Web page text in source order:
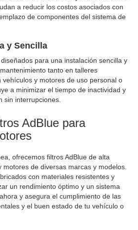
a reducir los costos asociados con
de componentes del sistema de
y Sencilla
para una instalación sencilla y
tanto en talleres
vehículos y motores de uso personal o
a minimizar el tiempo de inactividad y
sin interrupciones.
AdBlue para
ofrecemos filtros AdBlue de alta
de diversas marcas y modelos.
con materiales resistentes y
un rendimiento óptimo y un sistema
y asegura el cumplimiento de las
y el buen estado de tu vehículo o